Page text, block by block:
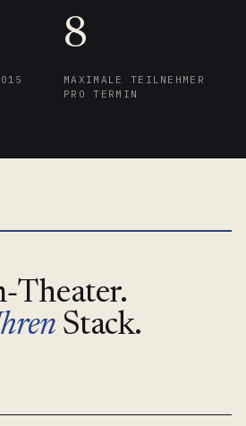
8
MAXIMALE TEILNEHMER
PRO TERMIN
Stack.